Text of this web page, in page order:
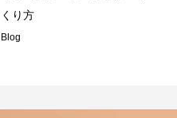
くり方
Blog